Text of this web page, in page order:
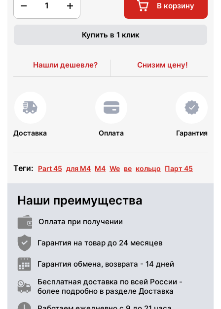
1 В корзину
Купить в 1 клик
Нашли дешевле? Снизим цену!
Доставка Оплата Гарантия
Теги: Part 45 для M4 М4 We ве кольцо Парт 45
Наши преимущества
Оплата при получении
Гарантия на товар до 24 месяцев
Гарантия обмена, возврата - 14 дней
Бесплатная доставка по всей России -
более подробно в разделе Доставка